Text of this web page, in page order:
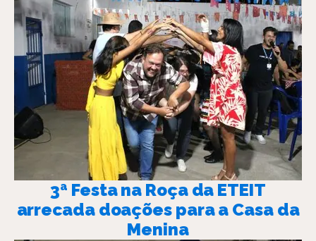
3ª Festa na Roça da ETEIT
arrecada doações para a Casa da
Menina